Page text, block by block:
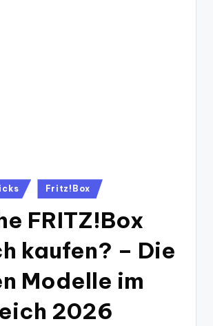
Fritz!Box
FRITZ!Box
kaufen? – Die
Modelle im
2026